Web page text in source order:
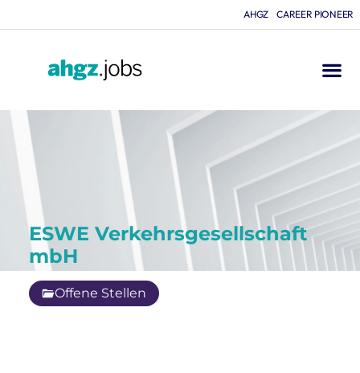
AHGZ CAREER PIONEER
ESWE Verkehrsgesellschaft
mbH
Offene Stellen